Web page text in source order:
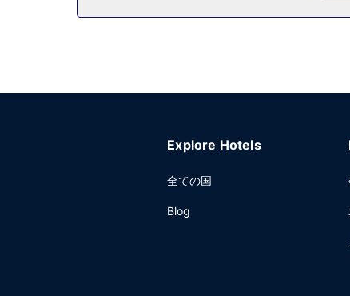
Explore Hotels
全ての国
Blog